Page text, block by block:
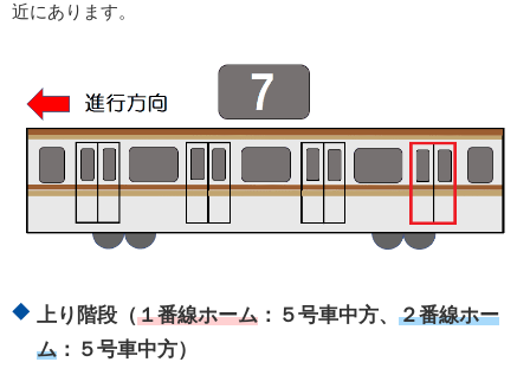
近にあります。
上り階段（１番線ホーム ：５号車中方、２番線ホー
ム ：５号車中方）